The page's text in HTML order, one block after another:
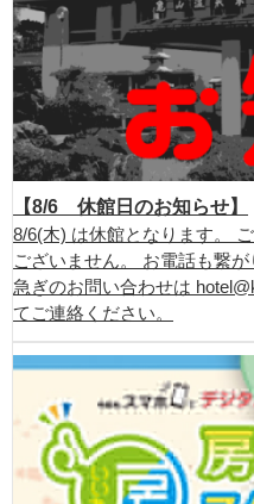
【8/6 休館日のお知らせ】
8/6(木) は休館となります。
ございません。 お電話も繋
急ぎのお問い合わせは
てご連絡ください。